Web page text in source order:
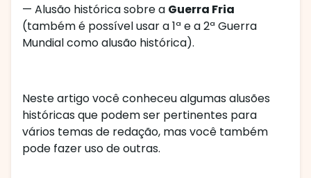
— Alusão histórica sobre a Guerra Fria
(também é possível usar a 1ª e a 2ª Guerra
Mundial como alusão histórica).
Neste artigo você conheceu algumas alusões
históricas que podem ser pertinentes para
vários temas de redação, mas você também
pode fazer uso de outras.